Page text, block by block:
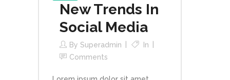
New Trends In
Social Media
By Superadmin
In
Comments